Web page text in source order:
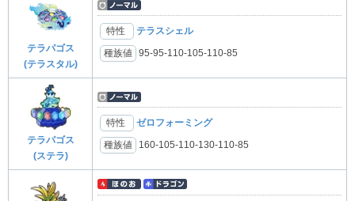
テラパゴス
(テラスタル)
特性 テラスシェル
種族値 95-95-110-105-110-85
テラパゴス
(ステラ)
特性 ゼロフォーミング
種族値 160-105-110-130-110-85